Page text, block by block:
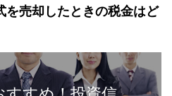
を売却したときの税金はど